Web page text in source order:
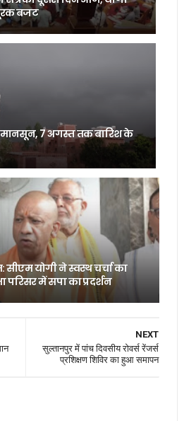
बजट
7 अगस्त तक बारिश के
योगी ने स्वस्थ चर्चा का
परिसर में सपा का प्रदर्शन
NEXT
सुल्तानपुर में पांच दिवसीय रोवर्स रेंजर्स
प्रशिक्षण शिविर का हुआ समापन